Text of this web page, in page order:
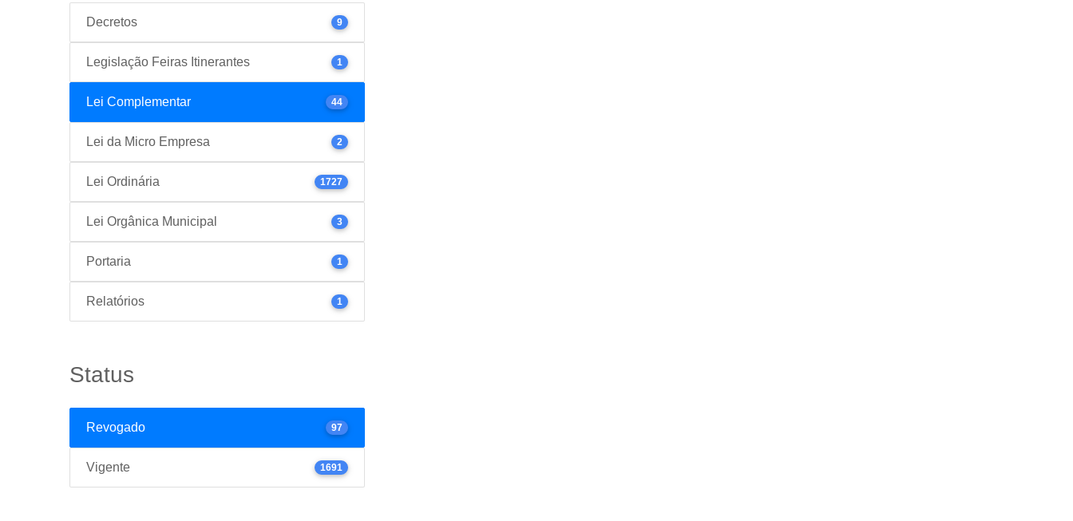
Decretos 9
Legislação Feiras Itinerantes 1
Lei Complementar 44
Lei da Micro Empresa 2
Lei Ordinária 1727
Lei Orgânica Municipal 3
Portaria 1
Relatórios 1
Status
Revogado 97
Vigente 1691